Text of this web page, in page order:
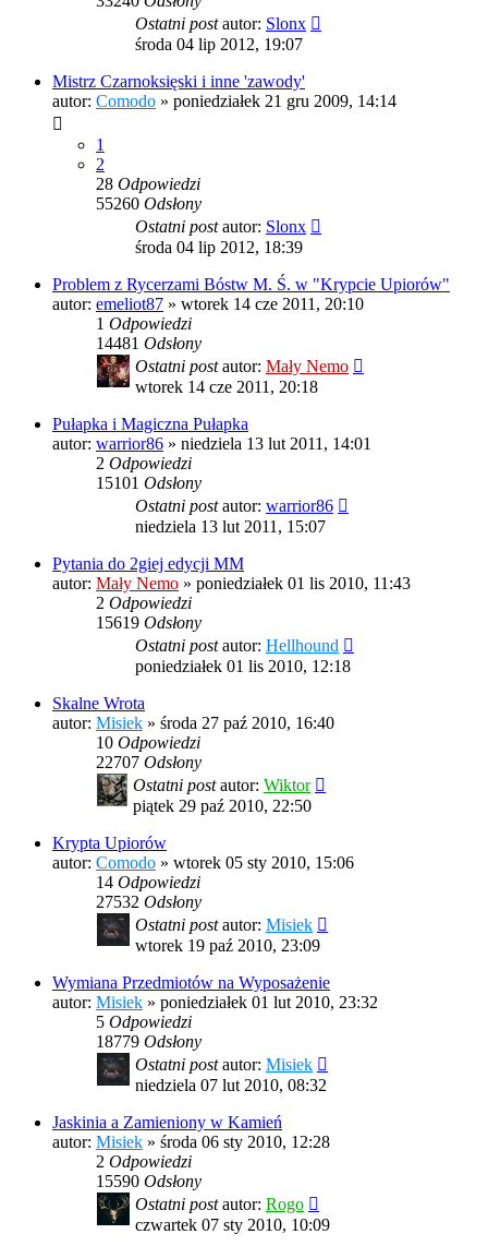
Ostatni postautor: Slonx
środa 04 lip 2012, 19:07
Mistrz Czarnoksięski i inne 'zawody'
autor: Comodo » poniedziałek 21 gru 2009, 14:14
1
2
28 Odpowiedzi
55260 Odsłony
Ostatni postautor: Slonx
środa 04 lip 2012, 18:39
Problem z Rycerzami Bóstw M. Ś. w "Krypcie Upiorów"
autor: emeliot87 » wtorek 14 cze 2011, 20:10
1 Odpowiedzi
14481 Odsłony
Ostatni postautor: Mały Nemo
wtorek 14 cze 2011, 20:18
Pułapka i Magiczna Pułapka
autor: warrior86 » niedziela 13 lut 2011, 14:01
2 Odpowiedzi
15101 Odsłony
Ostatni postautor: warrior86
niedziela 13 lut 2011, 15:07
Pytania do 2giej edycji MM
autor: Mały Nemo » poniedziałek 01 lis 2010, 11:43
2 Odpowiedzi
15619 Odsłony
Ostatni postautor: Hellhound
poniedziałek 01 lis 2010, 12:18
Skalne Wrota
autor: Misiek » środa 27 paź 2010, 16:40
10 Odpowiedzi
22707 Odsłony
Ostatni postautor: Wiktor
piątek 29 paź 2010, 22:50
Krypta Upiorów
autor: Comodo » wtorek 05 sty 2010, 15:06
14 Odpowiedzi
27532 Odsłony
Ostatni postautor: Misiek
wtorek 19 paź 2010, 23:09
Wymiana Przedmiotów na Wyposażenie
autor: Misiek » poniedziałek 01 lut 2010, 23:32
5 Odpowiedzi
18779 Odsłony
Ostatni postautor: Misiek
niedziela 07 lut 2010, 08:32
Jaskinia a Zamieniony w Kamień
autor: Misiek » środa 06 sty 2010, 12:28
2 Odpowiedzi
15590 Odsłony
Ostatni postautor: Rogo
czwartek 07 sty 2010, 10:09